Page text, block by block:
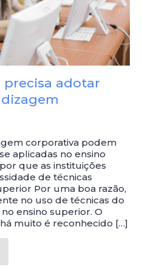
precisa adotar
corporativa podem
aplicadas no ensino
que as instituições
de técnicas
Por uma boa razão,
no uso de técnicas do
ensino superior. O
muito é reconhecido […]